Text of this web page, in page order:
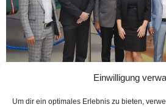
Einwilligung
Um dir ein optimales Erlebnis zu bieten,